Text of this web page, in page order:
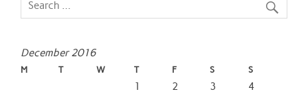
December 2016
M T W T F S S
1 2 3
4